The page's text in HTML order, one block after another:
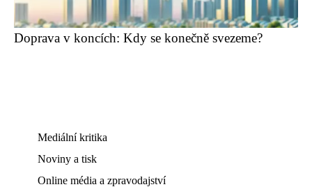
Doprava v koncích: Kdy se konečně svezeme?
Mediální kritika
Noviny a tisk
Online média a zpravodajství